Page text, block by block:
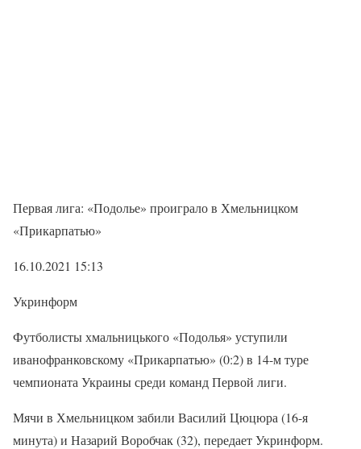
Первая лига: «Подолье» проиграло в Хмельницком
«Прикарпатью»
16.10.2021 15:13
Укринформ
Футболисты хмальницького «Подолья» уступили
иванофранковскому «Прикарпатью» (0:2) в 14-м туре
чемпионата Украины среди команд Первой лиги.
Мячи в Хмельницком забили Василий Цюцюра (16-я
минута) и Назарий Воробчак (32), передает Укринформ.